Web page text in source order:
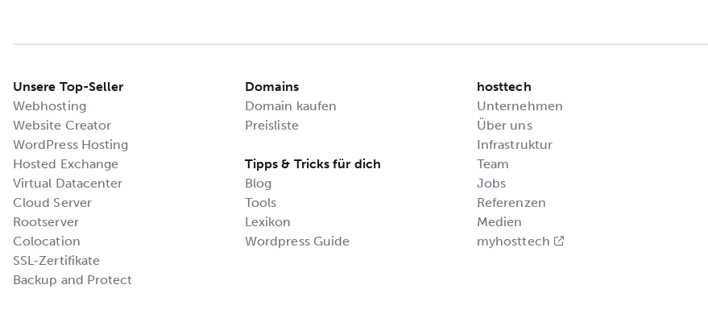
Unsere Top-Seller
Webhosting
Website Creator
WordPress Hosting
Hosted Exchange
Virtual Datacenter
Cloud Server
Rootserver
Colocation
SSL-Zertifikate
Backup and Protect
Domains
Domain kaufen
Preisliste
Tipps & Tricks für dich
Blog
Tools
Lexikon
Wordpress Guide
hosttech
Unternehmen
Über uns
Infrastruktur
Team
Jobs
Referenzen
Medien
myhosttech